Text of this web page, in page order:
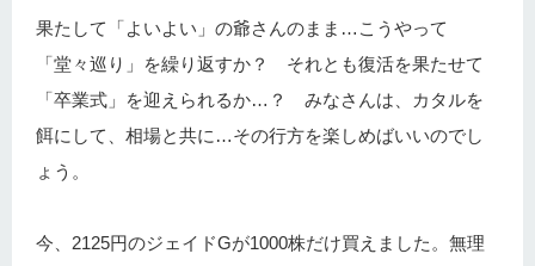
果たして「よいよい」の爺さんのまま…こうやって
「堂々巡り」を繰り返すか？ それとも復活を果たせて
「卒業式」を迎えられるか…？ みなさんは、カタルを
餌にして、相場と共に…その行方を楽しめばいいのでし
ょう。
今、2125円のジェイドGが1000株だけ買えました。無理